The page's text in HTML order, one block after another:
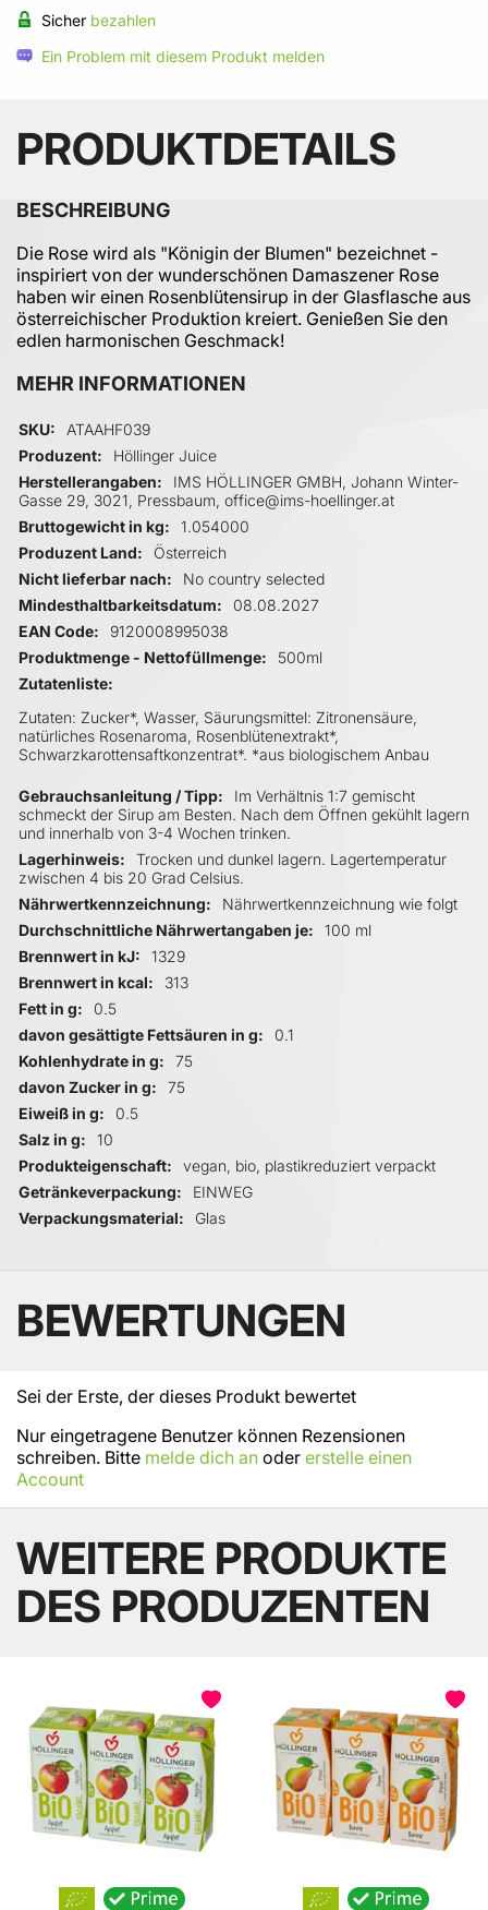
Sicher bezahlen
Ein Problem mit diesem Produkt melden
PRODUKTDETAILS
BESCHREIBUNG
Die Rose wird als "Königin der Blumen" bezeichnet -
inspiriert von der wunderschönen Damaszener Rose
haben wir einen Rosenblütensirup in der Glasflasche aus
österreichischer Produktion kreiert. Genießen Sie den
edlen harmonischen Geschmack!
MEHR INFORMATIONEN
Mehr Informationen
SKU
ATAAHF039
Produzent
Höllinger Juice
Herstellerangaben
IMS HÖLLINGER GMBH, Johann Winter-
Gasse 29, 3021, Pressbaum, office@ims-hoellinger.at
Bruttogewicht in kg
1.054000
Produzent Land
Österreich
Nicht lieferbar nach
No country selected
Mindesthaltbarkeitsdatum
08.08.2027
EAN Code
9120008995038
Produktmenge - Nettofüllmenge
500ml
Zutatenliste
Zutaten: Zucker*, Wasser, Säurungsmittel: Zitronensäure,
natürliches Rosenaroma, Rosenblütenextrakt*,
Schwarzkarottensaftkonzentrat*. *aus biologischem Anbau
Gebrauchsanleitung / Tipp
Im Verhältnis 1:7 gemischt
schmeckt der Sirup am Besten. Nach dem Öffnen gekühlt lagern
und innerhalb von 3-4 Wochen trinken.
Lagerhinweis
Trocken und dunkel lagern. Lagertemperatur
zwischen 4 bis 20 Grad Celsius.
Nährwertkennzeichnung
Nährwertkennzeichnung wie folgt
Durchschnittliche Nährwertangaben je
100 ml
Brennwert in kJ
1329
Brennwert in kcal
313
Fett in g
0.5
davon gesättigte Fettsäuren in g
0.1
Kohlenhydrate in g
75
davon Zucker in g
75
Eiweiß in g
0.5
Salz in g
10
Produkteigenschaft
vegan, bio, plastikreduziert verpackt
Getränkeverpackung
EINWEG
Verpackungsmaterial
Glas
BEWERTUNGEN
Sei der Erste, der dieses Produkt bewertet
Nur eingetragene Benutzer können Rezensionen
schreiben. Bitte melde dich an oder erstelle einen
Account
WEITERE PRODUKTE
DES PRODUZENTEN